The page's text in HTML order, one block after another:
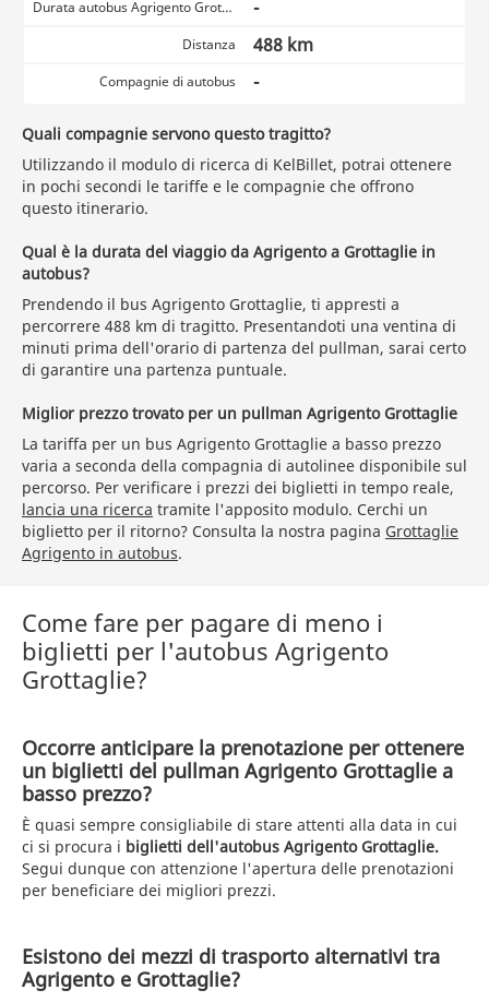
Durata autobus Agrigento Grottaglie -
Distanza 488 km
Compagnie di autobus -
Quali compagnie servono questo tragitto?
Utilizzando il modulo di ricerca di KelBillet, potrai ottenere
in pochi secondi le tariffe e le compagnie che offrono
questo itinerario.
Qual è la durata del viaggio da Agrigento a Grottaglie in
autobus?
Prendendo il bus Agrigento Grottaglie, ti appresti a
percorrere 488 km di tragitto. Presentandoti una ventina di
minuti prima dell'orario di partenza del pullman, sarai certo
di garantire una partenza puntuale.
Miglior prezzo trovato per un pullman Agrigento Grottaglie
La tariffa per un bus Agrigento Grottaglie a basso prezzo
varia a seconda della compagnia di autolinee disponibile sul
percorso. Per verificare i prezzi dei biglietti in tempo reale,
lancia una ricerca tramite l'apposito modulo. Cerchi un
biglietto per il ritorno? Consulta la nostra pagina Grottaglie
Agrigento in autobus.
Come fare per pagare di meno i
biglietti per l'autobus Agrigento
Grottaglie?
Occorre anticipare la prenotazione per ottenere
un biglietti del pullman Agrigento Grottaglie a
basso prezzo?
È quasi sempre consigliabile di stare attenti alla data in cui
ci si procura i biglietti dell'autobus Agrigento Grottaglie.
Segui dunque con attenzione l'apertura delle prenotazioni
per beneficiare dei migliori prezzi.
Esistono dei mezzi di trasporto alternativi tra
Agrigento e Grottaglie?